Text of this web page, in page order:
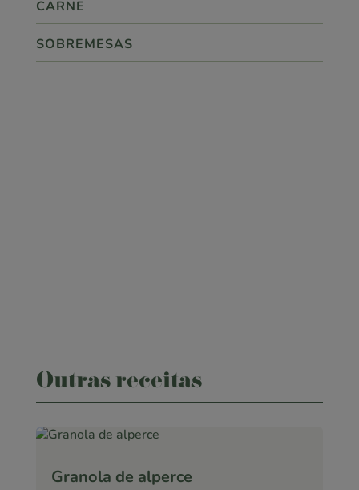
CARNE
SOBREMESAS
Outras receitas
Granola de alperce